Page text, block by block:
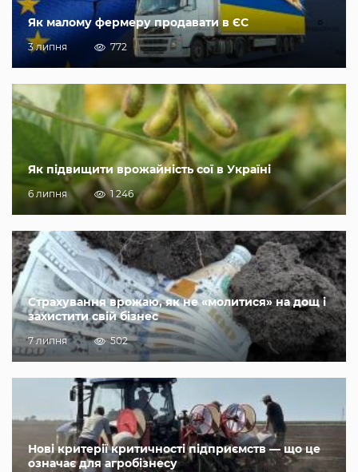
Як малому фермеру продавати в ЄС
3 липня 772
Як підвищити врожайність сої в Україні
6 липня 1 246
Страхування врожаю, як не «молитися» на дощ і
захистити свій бізнес
7 липня 502
Нові критерії критичності підприємств — що це
означає для агробізнесу